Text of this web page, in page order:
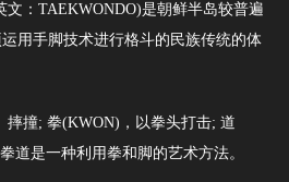
：TAEKWONDO)是朝鲜半岛较普遍
用手脚技术进行格斗的民族传统的体
撞; 拳(KWON)，以拳头打击; 道
道是一种利用拳和脚的艺术方法。